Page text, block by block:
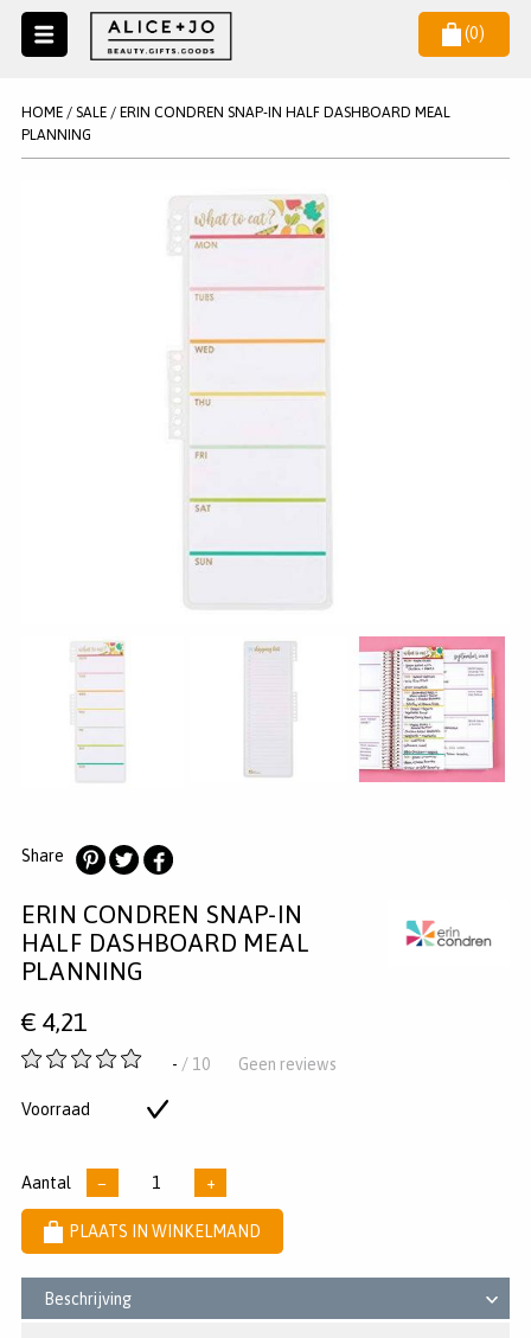
(0)
SALE
MAKE UP ACCESSOIRES
REGISTREREN
KLANTENSERVICE
HOME/ SALE/ ERIN CONDREN SNAP-IN HALF DASHBOARD MEAL
PLANNING
Share
op
Pinterest
op
Twitter
op
Facebook
ERIN CONDREN SNAP-IN
HALF DASHBOARD MEAL
PLANNING
€ 4,21
-
5
- / 10 Geen reviews
Voorraad
Aantal − +
PLAATS IN WINKELMAND
Beschrijving
NIEUWSBRIEF
Wil je als eerste op de hoogste zijn van het laatste nieuws en